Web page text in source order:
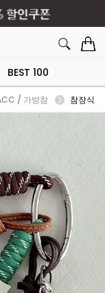
BEST 100
/ 가방참 참장식